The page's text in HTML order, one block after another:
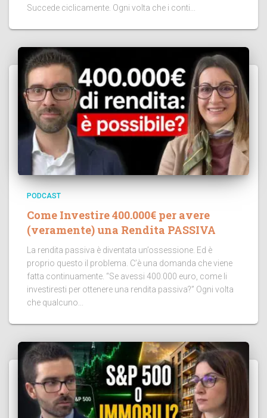
Succede ciclicamente. Ogni volta che i conti...
PODCAST
Come Investire 400.000€ per avere
(veramente) una Rendita PASSIVA
La rendita passiva è diventata un’ossessione. Ed è
proprio questo il problema. C’è una domanda che viene
fatta continuamente. “Se avessi 400.000 euro, come li
investiresti per ottenere una rendita passiva?” Ogni volta
che qualcuno...